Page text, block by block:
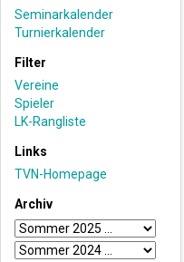
Seminarkalender
Turnierkalender
Filter
Vereine
Spieler
LK-Rangliste
Links
TVN-Homepage
Archiv